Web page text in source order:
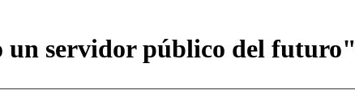
un servidor público del futuro"